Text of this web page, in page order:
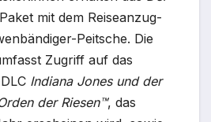
mit dem Reiseanzug-
Peitsche. Die
Zugriff auf das
Indiana Jones und der
der Riesen™, das